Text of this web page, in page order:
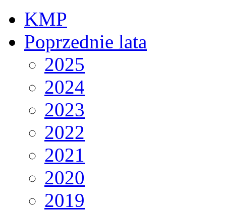
KMP
Poprzednie lata
2025
2024
2023
2022
2021
2020
2019